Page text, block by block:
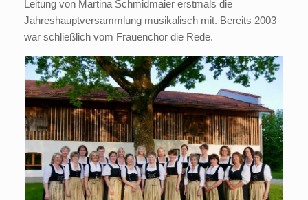
Leitung von Martina Schmidmaier erstmals die
Jahreshauptversammlung musikalisch mit. Bereits 2003
war schließlich vom Frauenchor die Rede.